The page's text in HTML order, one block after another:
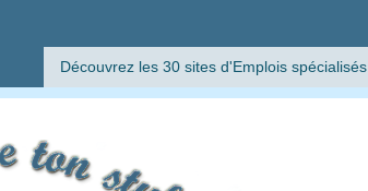
Découvrez les 30 sites d'Emplois spécialisés